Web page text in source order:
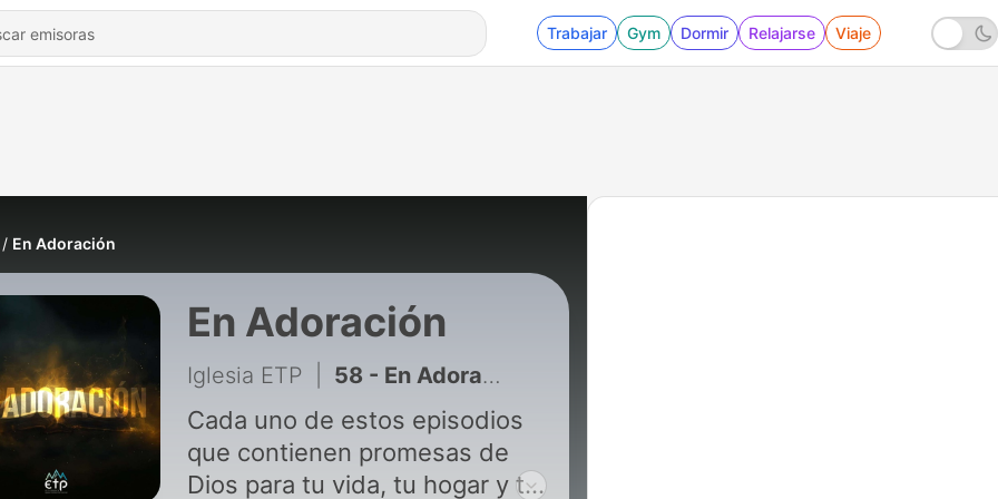
Trabajar Gym Dormir Relajarse Viaje
En Adoración
En Adoración
Iglesia ETP 58 - En Adoración #59
Cada uno de estos episodios
que contienen promesas de
Dios para tu vida, tu hogar y tu